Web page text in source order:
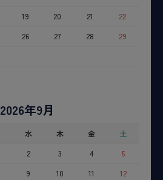
19 20 21
22
26 27 28
29
2026年9月
水 木 金
土
2 3 4
5
9 10 11
12